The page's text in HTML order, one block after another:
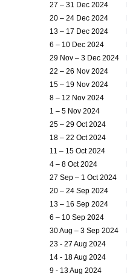
27 – 31 Dec 2024
20 – 24 Dec 2024
13 – 17 Dec 2024
6 – 10 Dec 2024
29 Nov – 3 Dec 2024
22 – 26 Nov 2024
15 – 19 Nov 2024
8 – 12 Nov 2024
1 – 5 Nov 2024
25 – 29 Oct 2024
18 – 22 Oct 2024
11 – 15 Oct 2024
4 – 8 Oct 2024
27 Sep – 1 Oct 2024
20 – 24 Sep 2024
13 – 16 Sep 2024
6 – 10 Sep 2024
30 Aug – 3 Sep 2024
23 - 27 Aug 2024
14 - 18 Aug 2024
9 - 13 Aug 2024